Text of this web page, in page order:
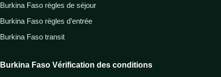
Burkina Faso règles de séjour
Burkina Faso règles d’entrée
Burkina Faso transit
Burkina Faso Vérification des conditions